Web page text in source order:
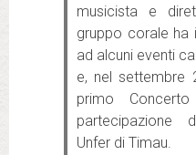
musicista e
gruppo corale ha
ad alcuni eventi
e, nel settembre
primo
partecipazione
Unfer di Timau.